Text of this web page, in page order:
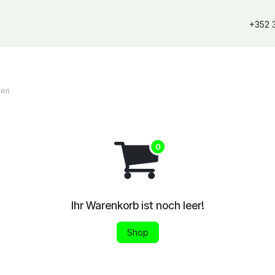
Unsere+352
Ihr Warenkorb ist noch leer!
Shop